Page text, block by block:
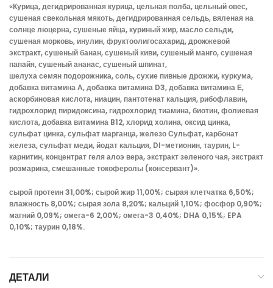
«Курица, дегидрированная курица, цельная полба, цельный овес,
сушеная свекольная мякоть, дегидрированная сельдь, вяленая на
солнце люцерна, сушеные яйца, куриный жир, масло сельди,
сушеная морковь, инулин, фруктоолигосахарид, дрожжевой
экстракт, сушеный банан, сушеный киви, сушеный манго, сушеная
папайя, сушеный ананас, сушеный шпинат,
шелуха семян подорожника, соль, сухие пивные дрожжи, куркума,
добавка витамина А, добавка витамина D3, добавка витамина Е,
аскорбиновая кислота, ниацин, пантотенат кальция, рибофлавин,
гидрохлорид пиридоксина, гидрохлорид тиамина, биотин, фолиевая
кислота, добавка витамина B12, хлорид холина, оксид цинка,
сульфат цинка, сульфат марганца, железо Сульфат, карбонат
железа, сульфат меди, йодат кальция, Dl-метионин, таурин, L-
карнитин, концентрат геля алоэ вера, экстракт зеленого чая, экстракт
розмарина, смешанные токоферолы (консервант)».
сырой протеин 31,00%; сырой жир 11,00%; сырая клетчатка 6,50%;
влажность 8,00%; сырая зола 8,20%; кальций 1,10%; фосфор 0,90%;
магний 0,09%; омега-6 2,00%; омега-3 0,40%; DHA 0,15%; EPA
0,10%; таурин 0,18%.
ДЕТАЛИ